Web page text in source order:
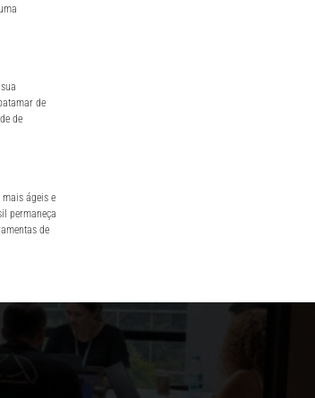
de
de
ágeis e
permaneça
de